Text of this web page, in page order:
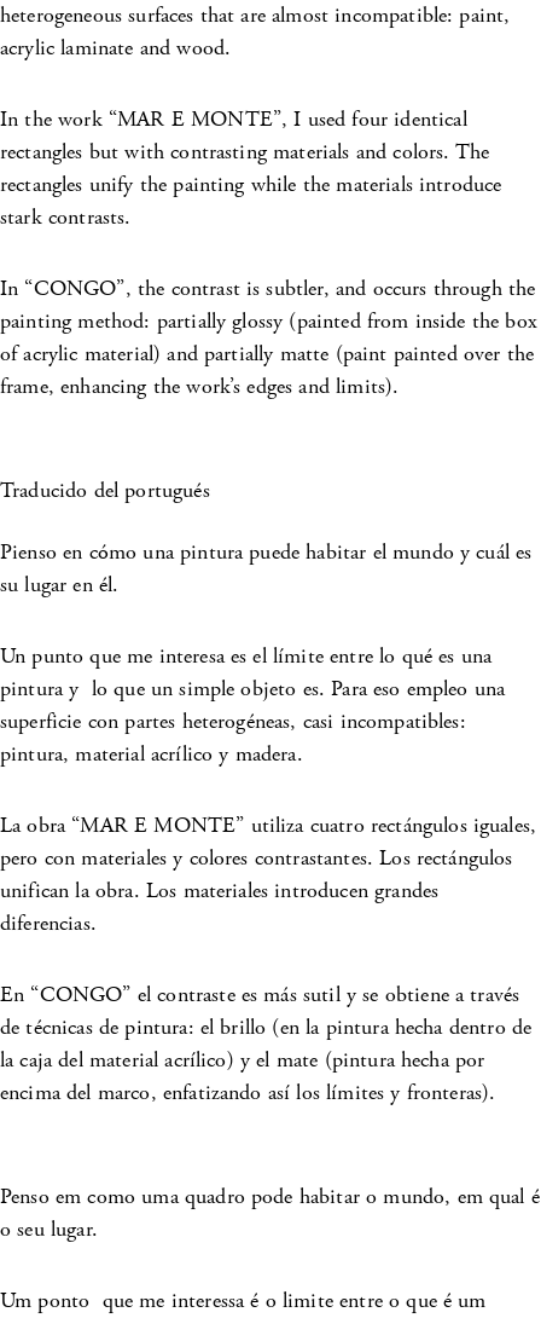
heterogeneous surfaces that are almost incompatible: paint,
acrylic laminate and wood.
In the work “MAR E MONTE”, I used four identical
rectangles but with contrasting materials and colors. The
rectangles unify the painting while the materials introduce
stark contrasts.
In “CONGO”, the contrast is subtler, and occurs through the
painting method: partially glossy (painted from inside the box
of acrylic material) and partially matte (paint painted over the
frame, enhancing the work’s edges and limits).
Traducido del portugués
Pienso en cómo una pintura puede habitar el mundo y cuál es
su lugar en él.
Un punto que me interesa es el límite entre lo qué es una
pintura y lo que un simple objeto es. Para eso empleo una
superficie con partes heterogéneas, casi incompatibles:
pintura, material acrílico y madera.
La obra “MAR E MONTE” utiliza cuatro rectángulos iguales,
pero con materiales y colores contrastantes. Los rectángulos
unifican la obra. Los materiales introducen grandes
diferencias.
En “CONGO” el contraste es más sutil y se obtiene a través
de técnicas de pintura: el brillo (en la pintura hecha dentro de
la caja del material acrílico) y el mate (pintura hecha por
encima del marco, enfatizando así los límites y fronteras).
Penso em como uma quadro pode habitar o mundo, em qual é
o seu lugar.
Um ponto que me interessa é o limite entre o que é um